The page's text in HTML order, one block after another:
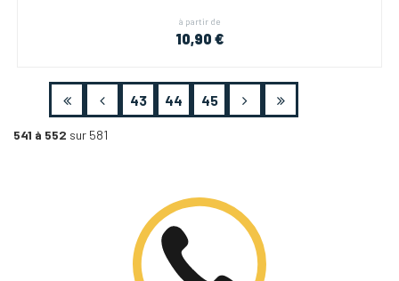
à partir de
10,90 €
541 à 552 sur 581
43 44 45